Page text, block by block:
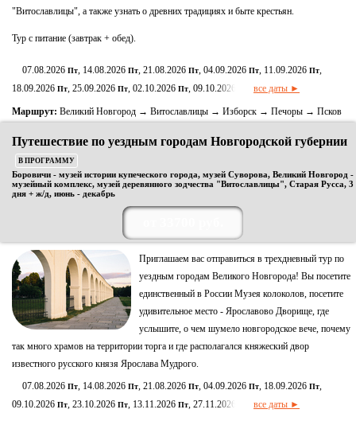
"Витославлицы", а также узнать о древних традициях и быте крестьян.
Тур с питание (завтрак + обед).
07.08.2026 Пт, 14.08.2026 Пт, 21.08.2026 Пт, 04.09.2026 Пт, 11.09.2026 Пт,
18.09.2026 Пт, 25.09.2026 Пт, 02.10.2026 Пт, 09.10.2026 все даты ►
Маршрут: Великий Новгород → Витославлицы → Изборск → Печоры → Псков
Путешествие по уездным городам Новгородской губернии
В ПРОГРАММУ
Боровичи - музей истории купеческого города, музей Суворова, Великий Новгород -
музейный комплекс, музей деревянного зодчества "Витославлицы", Старая Русса, 3
дня + ж/д, июнь - декабрь
Приглашаем вас отправиться в трехдневный тур по
уездным городам Великого Новгорода! Вы посетите
единственный в России Музея колоколов, посетите
удивительное место - Ярославово Дворище, где
услышите, о чем шумело новгородское вече, почему
так много храмов на территории торга и где располагался княжеский двор
известного русского князя Ярослава Мудрого.
07.08.2026 Пт, 14.08.2026 Пт, 21.08.2026 Пт, 04.09.2026 Пт, 18.09.2026 Пт,
09.10.2026 Пт, 23.10.2026 Пт, 13.11.2026 Пт, 27.11.2026 все даты ►